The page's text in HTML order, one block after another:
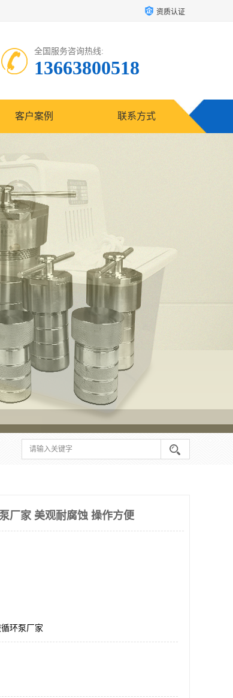
资质认证
全国服务咨询热线:
13663800518
客户案例 联系方式
厂家 美观耐腐蚀 操作方便
环泵厂家